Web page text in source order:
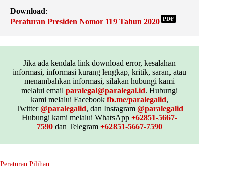
Download:
Peraturan Presiden Nomor 119 Tahun 2020 PDF
Jika ada kendala link download error, kesalahan
informasi, informasi kurang lengkap, kritik, saran, atau
menambahkan informasi, silakan hubungi kami
melalui emailparalegal@paralegal.id. Hubungi
kami melalui Facebook fb.me/paralegalid,
Twitter@paralegalid, dan Instagram@paralegalid
Hubungi kami melalui WhatsApp+62851-5667-
7590dan Telegram +62851-5667-7590
Peraturan Pilihan